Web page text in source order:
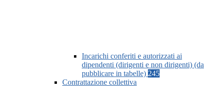
Incarichi conferiti e autorizzati ai
dipendenti (dirigenti e non dirigenti) (da
pubblicare in tabelle) 245
Contrattazione collettiva